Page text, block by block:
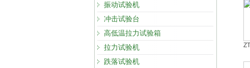
振动试验机
冲击试验台
高低温拉力试验箱
拉力试验机
跌落试验机